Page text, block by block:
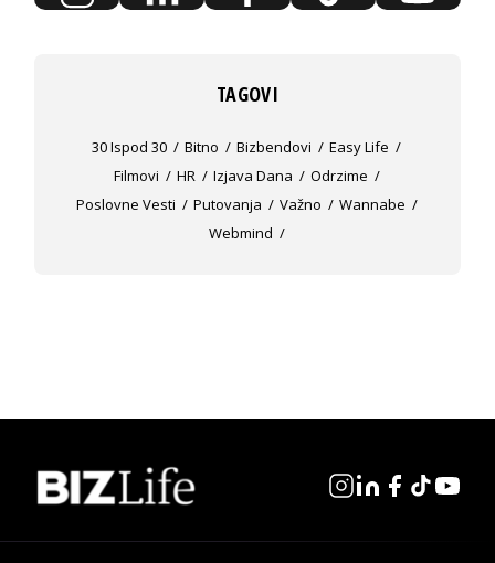
TAGOVI
30 Ispod 30 Bitno Bizbendovi
Easy Life
Filmovi
HR Izjava Dana
Odrzime
Poslovne Vesti
Putovanja Važno
Wannabe
Webmind